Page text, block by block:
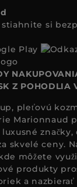
si
Z POHODLIA
pleťovú
Marionnaud
luxusné
skvelé ceny.
môžete
produkty
a nazbierať